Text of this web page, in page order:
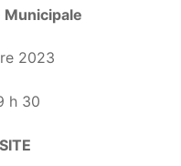
Municipale
2023
h 30